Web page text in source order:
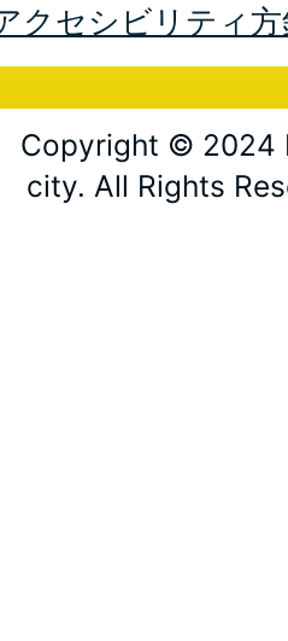
クセシビリティ方
Copyright © 2024
city. All Rights